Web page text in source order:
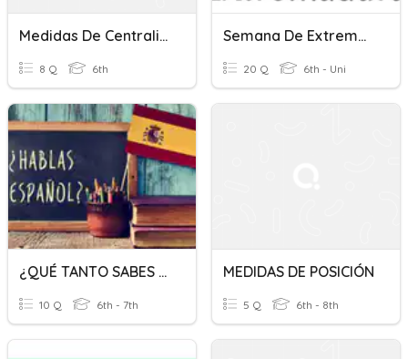
Medidas De Centralizacion
8 Q 6th
Semana De Extremadura
20 Q 6th - Uni
¿QUÉ TANTO SABES DE ESPAÑOL?
10 Q 6th - 7th
MEDIDAS DE POSICIÓN
5 Q 6th - 8th